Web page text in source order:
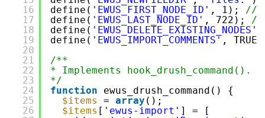
16
17
18
19
20
21
22
23
24
25
26
define( 'EWUS_FIRST_NODE_ID' , 1); //
define( 'EWUS_LAST_NODE_ID' , 722); //
define( 'EWUS_DELETE_EXISTING_NODES'
define( 'EWUS_IMPORT_COMMENTS' ,
/**
* Implements hook_drush_command().
*/
function
ewus_drush_command() {
$items
= array ();
$items [ 'ewus-import' ] = [